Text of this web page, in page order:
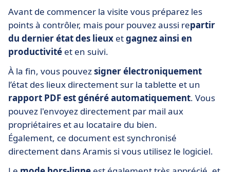
Avant de commencer la visite vous préparez les
points à contrôler, mais pour pouvez aussi repartir
du dernier état des lieux etgagnez ainsi en
productivité et en suivi.
À la fin, vous pouvezsigner électroniquement
l’état des lieux directement sur la tablette et un
rapport PDF est généré automatiquement. Vous
pouvez l'envoyez directement par mail aux
propriétaires et au locataire du bien.
Également, ce document est synchronisé
directement dans Aramis si vous utilisez le logiciel.